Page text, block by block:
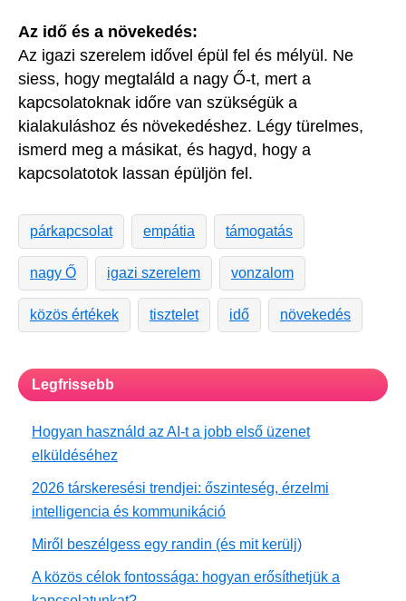
Az idő és a növekedés:
Az igazi szerelem idővel épül fel és mélyül. Ne
siess, hogy megtaláld a nagy Ő-t, mert a
kapcsolatoknak időre van szükségük a
kialakuláshoz és növekedéshez. Légy türelmes,
ismerd meg a másikat, és hagyd, hogy a
kapcsolatotok lassan épüljön fel.
párkapcsolat empátia támogatás
nagy Ő igazi szerelem vonzalom
közös értékek tisztelet idő növekedés
Legfrissebb
Hogyan használd az AI-t a jobb első üzenet
elküldéséhez
2026 társkeresési trendjei: őszinteség, érzelmi
intelligencia és kommunikáció
Miről beszélgess egy randin (és mit kerülj)
A közös célok fontossága: hogyan erősíthetjük a